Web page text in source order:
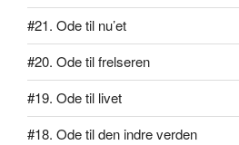
#21. Ode til nu’et
#20. Ode til frelseren
#19. Ode til livet
#18. Ode til den indre verden